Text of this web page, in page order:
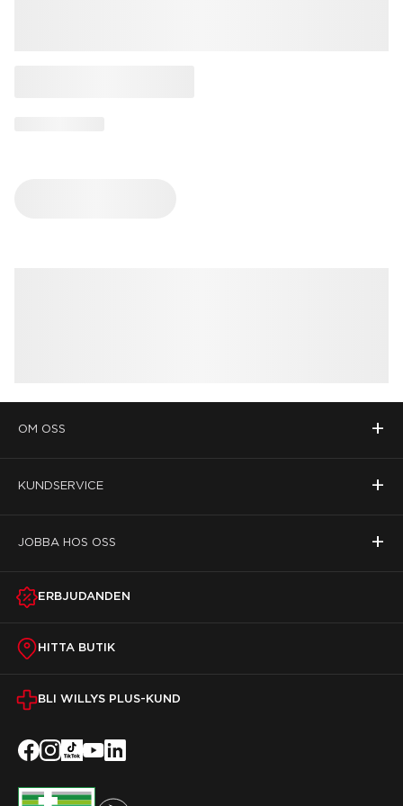
OM OSS +
KUNDSERVICE +
JOBBA HOS OSS +
ERBJUDANDEN
HITTA BUTIK
BLI WILLYS PLUS-KUND